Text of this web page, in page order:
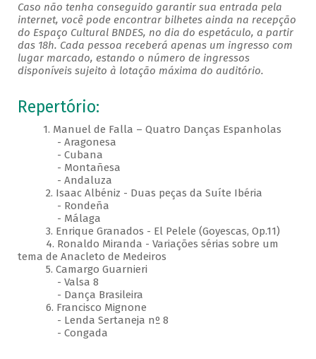
Caso não tenha conseguido garantir sua entrada pela
internet, você pode encontrar bilhetes ainda na recepção
do Espaço Cultural BNDES, no dia do espetáculo, a partir
das 18h. Cada pessoa receberá apenas um ingresso com
lugar marcado, estando o número de ingressos
disponíveis sujeito à lotação máxima do auditório.
Repertório:
1. Manuel de Falla – Quatro Danças Espanholas
- Aragonesa
- Cubana
- Montañesa
- Andaluza
2. Isaac Albéniz - Duas peças da Suíte Ibéria
- Rondeña
- Málaga
3. Enrique Granados - El Pelele (Goyescas, Op.11)
4. Ronaldo Miranda - Variações sérias sobre um
tema de Anacleto de Medeiros
5. Camargo Guarnieri
- Valsa 8
- Dança Brasileira
6. Francisco Mignone
- Lenda Sertaneja nº 8
- Congada